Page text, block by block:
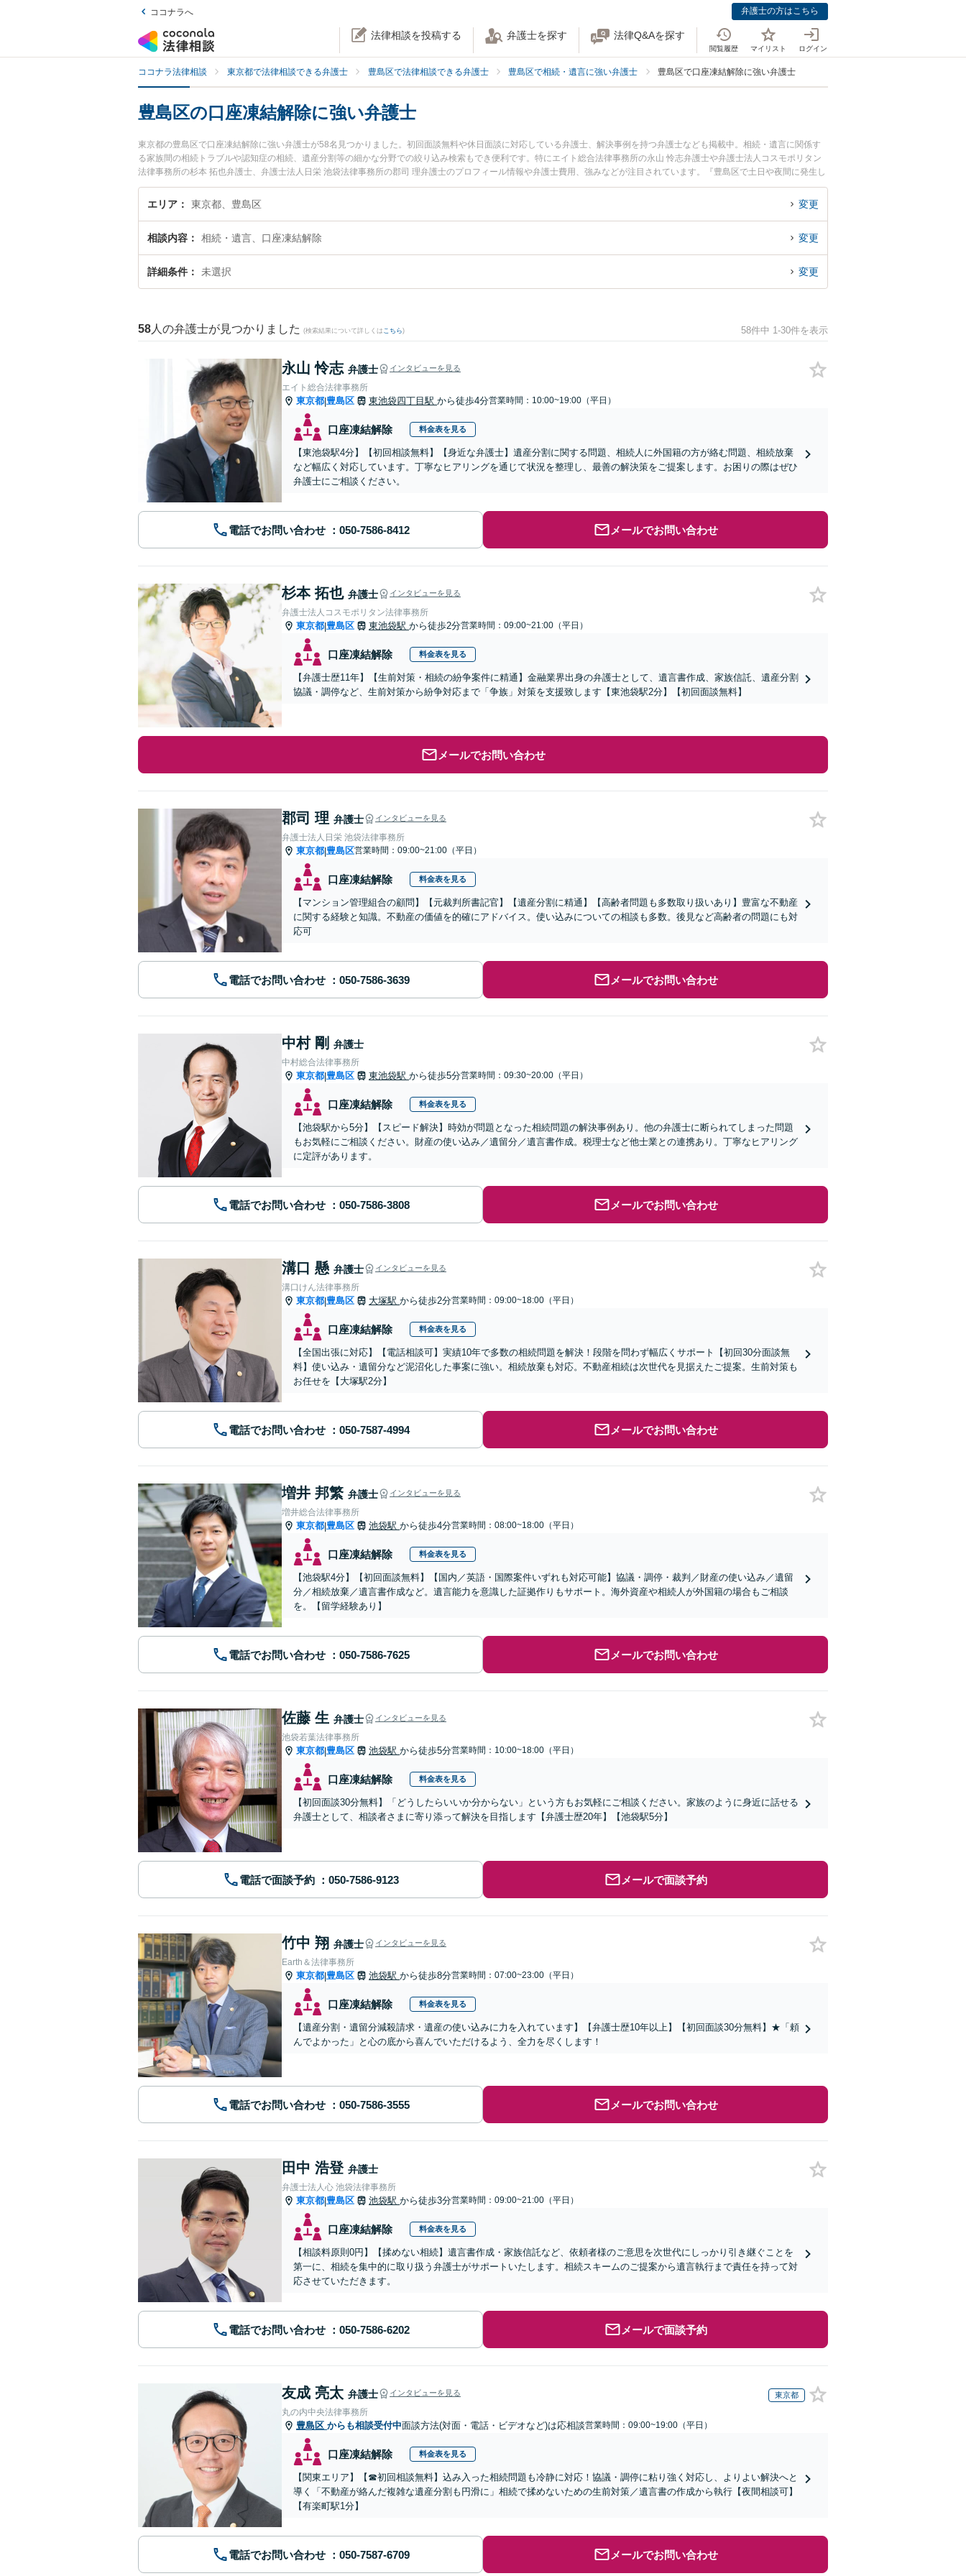
ココナラへ 弁護士の方はこちら
法律相談を投稿する 弁護士を探す 法律Q&Aを探す
閲覧履歴 マイリスト ログイン
ココナラ法律相談 東京都で法律相談できる弁護士 豊島区で法律相談できる弁護士 豊島区で相続・遺言に強い弁護士 豊島区で口座凍結解除に強い弁護士
豊島区の口座凍結解除に強い弁護士
東京都の豊島区で口座凍結解除に強い弁護士が58名見つかりました。初回面談無料や休日面談に対応している弁護士、解決事例を持つ弁護士なども掲載中。相続・遺言に関係す
る家族間の相続トラブルや認知症の相続、遺産分割等の細かな分野での絞り込み検索もでき便利です。特にエイト総合法律事務所の永山 怜志弁護士や弁護士法人コスモポリタン
法律事務所の杉本 拓也弁護士、弁護士法人日栄 池袋法律事務所の郡司 理弁護士のプロフィール情報や弁護士費用、強みなどが注目されています。『豊島区で土日や夜間に発生し
た口座凍結解除のトラブルを今すぐに弁護士に相談したい』『口座凍結解除のトラブル解決の実績豊富な近くの弁護士を検索したい』『初回相談無料で口座凍結解除を法律相談で
きる豊島区内の弁護士に相談予約したい』などでお困りの相談者さんにおすすめです。
エリア 東京都、豊島区 変更
相談内容 相続・遺言、口座凍結解除 変更
詳細条件 未選択 変更
58 人の弁護士が見つかりました (検索結果について詳しくは こちら) 58件中 1-30件を表示
永山 怜志 弁護士 インタビューを見る
エイト総合法律事務所
東京都|豊島区 東池袋四丁目駅 から徒歩4分営業時間：10:00~19:00（平日）
口座凍結解除 料金表を見る
【東池袋駅4分】【初回相談無料】【身近な弁護士】遺産分割に関する問題、相続人に外国籍の方が絡む問題、相続放棄
など幅広く対応しています。丁寧なヒアリングを通じて状況を整理し、最善の解決策をご提案します。お困りの際はぜひ
弁護士にご相談ください。
電話でお問い合わせ メールでお問い合わせ
杉本 拓也 弁護士 インタビューを見る
弁護士法人コスモポリタン法律事務所
東京都|豊島区 東池袋駅 から徒歩2分営業時間：09:00~21:00（平日）
口座凍結解除 料金表を見る
【弁護士歴11年】【生前対策・相続の紛争案件に精通】金融業界出身の弁護士として、遺言書作成、家族信託、遺産分割
協議・調停など、生前対策から紛争対応まで「争族」対策を支援致します【東池袋駅2分】【初回面談無料】
メールでお問い合わせ
郡司 理 弁護士 インタビューを見る
弁護士法人日栄 池袋法律事務所
東京都|豊島区営業時間：09:00~21:00（平日）
口座凍結解除 料金表を見る
【マンション管理組合の顧問】【元裁判所書記官】【遺産分割に精通】【高齢者問題も多数取り扱いあり】豊富な不動産
に関する経験と知識。不動産の価値を的確にアドバイス。使い込みについての相談も多数。後見など高齢者の問題にも対
応可
電話でお問い合わせ メールでお問い合わせ
中村 剛 弁護士
中村総合法律事務所
東京都|豊島区 東池袋駅 から徒歩5分営業時間：09:30~20:00（平日）
口座凍結解除 料金表を見る
【池袋駅から5分】【スピード解決】時効が問題となった相続問題の解決事例あり。他の弁護士に断られてしまった問題
もお気軽にご相談ください。財産の使い込み／遺留分／遺言書作成。税理士など他士業との連携あり。丁寧なヒアリング
に定評があります。
電話でお問い合わせ メールでお問い合わせ
溝口 懸 弁護士 インタビューを見る
溝口けん法律事務所
東京都|豊島区 大塚駅 から徒歩2分営業時間：09:00~18:00（平日）
口座凍結解除 料金表を見る
【全国出張に対応】【電話相談可】実績10年で多数の相続問題を解決！段階を問わず幅広くサポート【初回30分面談無
料】使い込み・遺留分など泥沼化した事案に強い。相続放棄も対応。不動産相続は次世代を見据えたご提案。生前対策も
お任せを【大塚駅2分】
電話でお問い合わせ メールでお問い合わせ
増井 邦繁 弁護士 インタビューを見る
増井総合法律事務所
東京都|豊島区 池袋駅 から徒歩4分営業時間：08:00~18:00（平日）
口座凍結解除 料金表を見る
【池袋駅4分】【初回面談無料】【国内／英語・国際案件いずれも対応可能】協議・調停・裁判／財産の使い込み／遺留
分／相続放棄／遺言書作成など。遺言能力を意識した証拠作りもサポート。海外資産や相続人が外国籍の場合もご相談
を。【留学経験あり】
電話でお問い合わせ メールでお問い合わせ
佐藤 生 弁護士 インタビューを見る
池袋若葉法律事務所
東京都|豊島区 池袋駅 から徒歩5分営業時間：10:00~18:00（平日）
口座凍結解除 料金表を見る
【初回面談30分無料】「どうしたらいいか分からない」という方もお気軽にご相談ください。家族のように身近に話せる
弁護士として、相談者さまに寄り添って解決を目指します【弁護士歴20年】【池袋駅5分】
電話で面談予約 メールで面談予約
竹中 翔 弁護士 インタビューを見る
Earth＆法律事務所
東京都|豊島区 池袋駅 から徒歩8分営業時間：07:00~23:00（平日）
口座凍結解除 料金表を見る
【遺産分割・遺留分減殺請求・遺産の使い込みに力を入れています】【弁護士歴10年以上】【初回面談30分無料】★「頼
んでよかった」と心の底から喜んでいただけるよう、全力を尽くします！
電話でお問い合わせ メールでお問い合わせ
田中 浩登 弁護士
弁護士法人心 池袋法律事務所
東京都|豊島区 池袋駅 から徒歩3分営業時間：09:00~21:00（平日）
口座凍結解除 料金表を見る
【相談料原則0円】【揉めない相続】遺言書作成・家族信託など、依頼者様のご意思を次世代にしっかり引き継ぐことを
第一に、相続を集中的に取り扱う弁護士がサポートいたします。相続スキームのご提案から遺言執行まで責任を持って対
応させていただきます。
電話でお問い合わせ メールで面談予約
友成 亮太 弁護士 インタビューを見る 東京都
丸の内中央法律事務所
豊島区 からも相談受付中面談方法(対面・電話・ビデオなど)は応相談営業時間：09:00~19:00（平日）
口座凍結解除 料金表を見る
【関東エリア】【☎︎初回相談無料】込み入った相続問題も冷静に対応！協議・調停に粘り強く対応し、よりよい解決へと
導く「不動産が絡んだ複雑な遺産分割も円滑に」相続で揉めないための生前対策／遺言書の作成から執行【夜間相談可】
【有楽町駅1分】
電話でお問い合わせ メールでお問い合わせ